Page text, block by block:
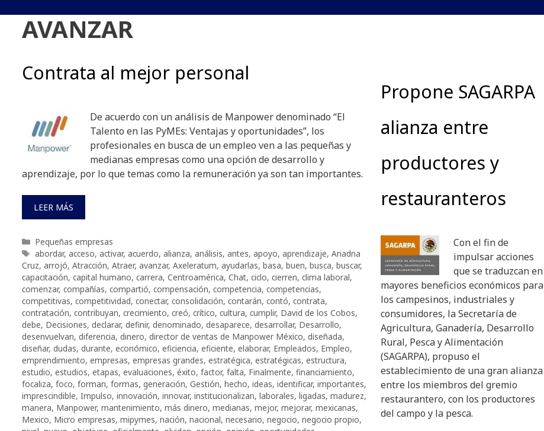
AVANZAR
Contrata al mejor personal
De acuerdo con un análisis de Manpower denominado “El
Talento en las PyMEs: Ventajas y oportunidades”, los
profesionales en busca de un empleo ven a las pequeñas y
medianas empresas como una opción de desarrollo y
aprendizaje, por lo que temas como la remuneración ya son tan importantes.
LEER MÁS
Categorías
Pequeñas empresas
Etiquetas
abordar, acceso, activar, acuerdo, alianza, análisis, antes, apoyo, aprendizaje, Ariadna
Cruz, arrojó, Atracción, Atraer, avanzar, Axeleratum, ayudarlas, basa, buen, busca, buscar,
capacitación, capital humano, carrera, Centroamérica, Chat, ciclo, cierren, clima laboral,
comenzar, compañías, compartió, compensación, competencia, competencias,
competitivas, competitividad, conectar, consolidación, contarán, contó, contrata,
contratación, contribuyan, crecimiento, creó, crítico, cultura, cumplir, David de los Cobos,
debe, Decisiones, declarar, definir, denominado, desaparece, desarrollar, Desarrollo,
desenvuelvan, diferencia, dinero, director de ventas de Manpower México, diseñada,
diseñar, dudas, durante, económico, eficiencia, eficiente, elaborar, Empleados, Empleo,
emprendimiento, empresas, empresas grandes, estratégica, estratégicas, estructura,
estudio, estudios, etapas, evaluaciones, éxito, factor, falta, Finalmente, financiamiento,
focaliza, foco, forman, formas, generación, Gestión, hecho, ideas, identificar, importantes,
imprescindible, Impulso, innovación, innovar, institucionalizan, laborales, ligadas, madurez,
manera, Manpower, mantenimiento, más dinero, medianas, mejor, mejorar, mexicanas,
Mexico, Micro empresas, mipymes, nación, nacional, necesario, negocio, negocio propio,
Propone SAGARPA
alianza entre
productores y
restauranteros
Con el fin de
impulsar acciones
que se traduzcan en
mayores beneficios económicos para
los campesinos, industriales y
consumidores, la Secretaría de
Agricultura, Ganadería, Desarrollo
Rural, Pesca y Alimentación
(SAGARPA), propuso el
establecimiento de una gran alianza
entre los miembros del gremio
restaurantero, con los productores
del campo y la pesca.